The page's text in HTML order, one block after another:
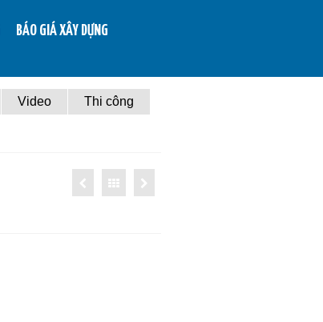
BÁO GIÁ XÂY DỰNG
Video
Thi công